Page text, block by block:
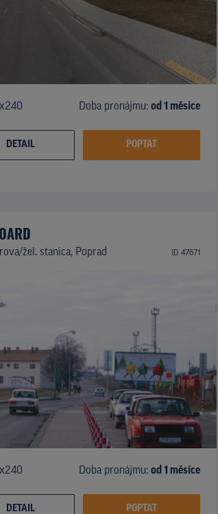
Doba pronájmu: od 1 měsíce
DETAIL POPTAT
žel. stanica, Poprad ID 47671
Doba pronájmu: od 1 měsíce
DETAIL POPTAT